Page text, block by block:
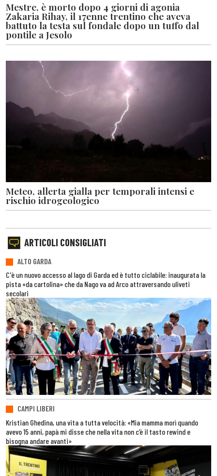
Mestre, è morto dopo 4 giorni di agonia
Zakaria Rihay, il 17enne trentino che aveva
battuto la testa sul fondale dopo un tuffo dal
pontile a Jesolo
Meteo, allerta gialla per temporali intensi e
rischio idrogeologico
ARTICOLI CONSIGLIATI
ALTO GARDA
C'è un nuovo accesso al lago di Garda ed è tutto ciclabile: inaugurata la
pista «da cartolina» che da Nago va ad Arco attraversando uliveti
secolari
CAMPI LIBERI
Kristian Ghedina, una vita a tutta velocità: «Mia mamma morì quando
avevo 15 anni, papà mi disse che nella vita non c’è il tasto rewind e
bisogna andare avanti»